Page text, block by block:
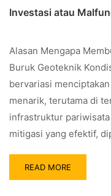
Investasi atau
Alasan Mengapa
Buruk Geoteknik
bervariasi
menarik, terutama di
infrastruktur
mitigasi yang efektif,
READ MORE